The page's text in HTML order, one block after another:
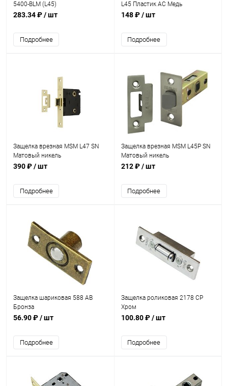
5400-BLM (L45)
283.34 ₽/ шт
Подробнее
L45 Пластик AC Медь
148 ₽/ шт
Подробнее
Защелка врезная MSM L47 SN
Матовый никель
390 ₽/ шт
Подробнее
Защелка врезная MSM L45P SN
Матовый никель
212 ₽/ шт
Подробнее
Защелка шариковая 588 AB
Бронза
56.90 ₽/ шт
Подробнее
Защелка роликовая 2178 CP
Хром
100.80 ₽/ шт
Подробнее